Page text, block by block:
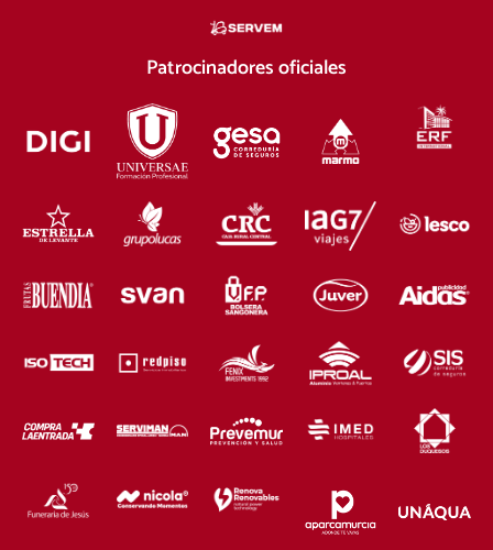
Patrocinadores oficiales